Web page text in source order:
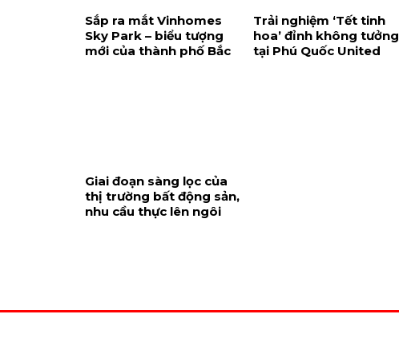
Sắp ra mắt Vinhomes
Sky Park – biểu tượng
mới của thành phố Bắc
Trải nghiệm ‘Tết tinh
hoa’ đỉnh không tưởng
tại Phú Quốc United
Giai đoạn sàng lọc của
thị trường bất động sản,
nhu cầu thực lên ngôi